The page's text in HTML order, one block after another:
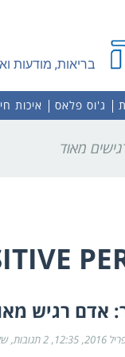
בריאות, מודעות
ג'וס פלאס איכות
אדם רגיש
12:35 2 תגובות